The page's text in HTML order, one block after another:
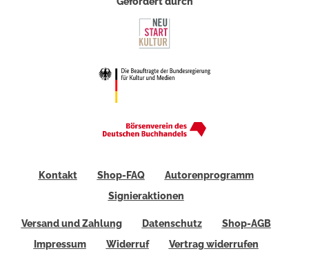
Kontakt Shop-FAQ
Autorenprogramm
Signieraktionen
Versand und Zahlung Datenschutz
Shop-AGB
Impressum
Widerruf Vertrag widerrufen